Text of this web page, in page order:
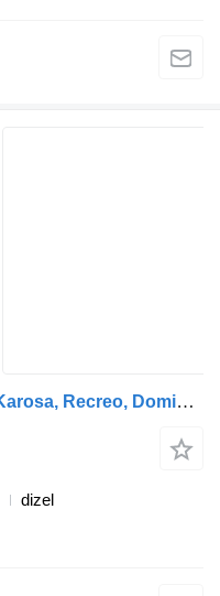
Irisbus Access, Evadys, Axer, Karosa, Recreo, Domino, Agora, Citelis, Eurorider (1999-) otobüs için IVECO EURORIDER (01.01-) 7360974124 direksiyon kolunu
dizel